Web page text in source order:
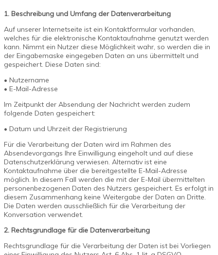
1. Beschreibung und Umfang der Datenverarbeitung
Auf unserer Internetseite ist ein Kontaktformular vorhanden,
welches für die elektronische Kontaktaufnahme genutzt werden
kann. Nimmt ein Nutzer diese Möglichkeit wahr, so werden die in
der Eingabemaske eingegeben Daten an uns übermittelt und
gespeichert. Diese Daten sind:
• Nutzername
• E-Mail-Adresse
Im Zeitpunkt der Absendung der Nachricht werden zudem
folgende Daten gespeichert:
• Datum und Uhrzeit der Registrierung
Für die Verarbeitung der Daten wird im Rahmen des
Absendevorgangs Ihre Einwilligung eingeholt und auf diese
Datenschutzerklärung verwiesen. Alternativ ist eine
Kontaktaufnahme über die bereitgestellte E-Mail-Adresse
möglich. In diesem Fall werden die mit der E-Mail übermittelten
personenbezogenen Daten des Nutzers gespeichert. Es erfolgt in
diesem Zusammenhang keine Weitergabe der Daten an Dritte.
Die Daten werden ausschließlich für die Verarbeitung der
Konversation verwendet.
2. Rechtsgrundlage für die Datenverarbeitung
Rechtsgrundlage für die Verarbeitung der Daten ist bei Vorliegen